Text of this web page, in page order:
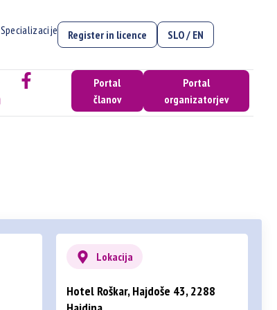
Specializacije Register in licence SLO / EN
Portal
članov
Portal
organizatorjev
Lokacija
Hotel Roškar, Hajdoše 43, 2288